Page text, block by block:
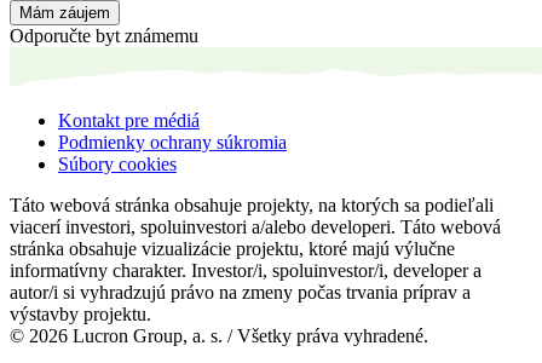
Mám záujem
Odporučte byt známemu
Kontakt pre médiá
Podmienky ochrany súkromia
Súbory cookies
Táto webová stránka obsahuje projekty, na ktorých sa podieľali
viacerí investori, spoluinvestori a/alebo developeri. Táto webová
stránka obsahuje vizualizácie projektu, ktoré majú výlučne
informatívny charakter. Investor/i, spoluinvestor/i, developer a
autor/i si vyhradzujú právo na zmeny počas trvania príprav a
výstavby projektu.
© 2026 Lucron Group, a. s. / Všetky práva vyhradené.